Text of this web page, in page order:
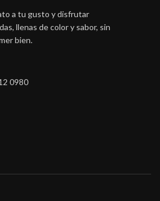
a tu gusto y disfrutar
llenas de color y sabor, sin
bien.
0980